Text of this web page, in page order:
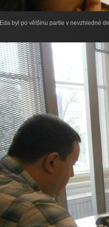
Eda byl po většinu partie v nevzhledné